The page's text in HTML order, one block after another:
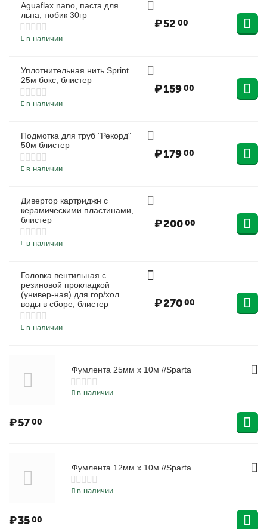
Aguaflax nano, паста для
льна, тюбик 30гр
в наличии
₽52 00
Уплотнительная нить Sprint
25м бокс, блистер
в наличии
₽15900
Подмотка для труб "Рекорд"
50м блистер
в наличии
₽17900
Дивертор картриджн с
керамическими пластинами,
блистер
в наличии
₽20000
Головка вентильная с
резиновой прокладкой
(универ-ная) для гор/хол.
воды в сборе, блистер
в наличии
₽27000
Фумлента 25мм х 10м //Sparta
в наличии
₽5700
Фумлента 12мм х 10м //Sparta
в наличии
₽3500